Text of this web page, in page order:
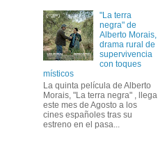
"La terra
negra" de
Alberto Morais,
drama rural de
supervivencia
con toques
místicos
La quinta película de Alberto
Morais, "La terra negra" , llega
este mes de Agosto a los
cines españoles tras su
estreno en el pasa...